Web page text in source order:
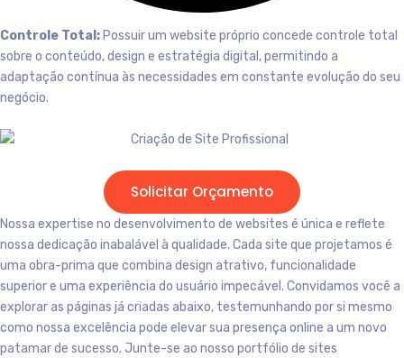
Controle Total: Possuir um website próprio concede controle total
sobre o conteúdo, design e estratégia digital, permitindo a
adaptação contínua às necessidades em constante evolução do seu
negócio.
Solicitar Orçamento
Nossa expertise no desenvolvimento de websites é única e reflete
nossa dedicação inabalável à qualidade. Cada site que projetamos é
uma obra-prima que combina design atrativo, funcionalidade
superior e uma experiência do usuário impecável. Convidamos você a
explorar as páginas já criadas abaixo, testemunhando por si mesmo
como nossa excelência pode elevar sua presença online a um novo
patamar de sucesso. Junte-se ao nosso portfólio de sites